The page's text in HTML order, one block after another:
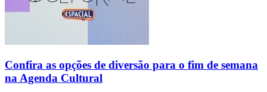
Confira as opções de diversão para o fim de semana
na Agenda Cultural